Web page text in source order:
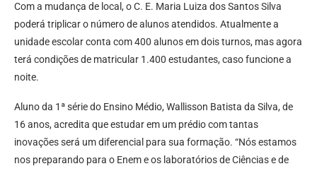
Com a mudança de local, o C. E. Maria Luiza dos Santos Silva
poderá triplicar o número de alunos atendidos. Atualmente a
unidade escolar conta com 400 alunos em dois turnos, mas agora
terá condições de matricular 1.400 estudantes, caso funcione a
noite.
Aluno da 1ª série do Ensino Médio, Wallisson Batista da Silva, de
16 anos, acredita que estudar em um prédio com tantas
inovações será um diferencial para sua formação. “Nós estamos
nos preparando para o Enem e os laboratórios de Ciências e de